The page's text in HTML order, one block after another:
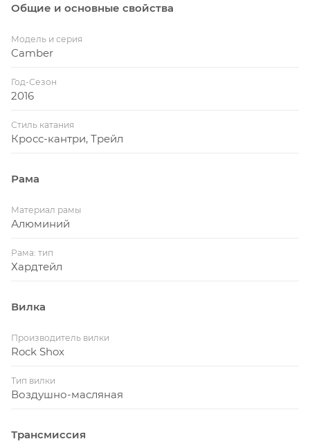
Общие и основные свойства
Модель и серия
Camber
Год-Сезон
2016
Стиль катания
Кросс-кантри, Трейл
Рама
Материал рамы
Алюминий
Рама: тип
Хардтейл
Вилка
Производитель вилки
Rock Shox
Тип вилки
Воздушно-масляная
Трансмиссия